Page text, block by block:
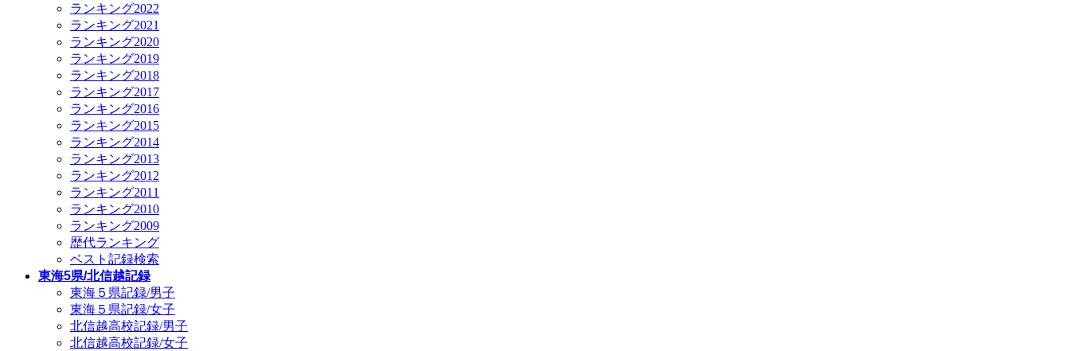
ランキング2022
ランキング2021
ランキング2020
ランキング2019
ランキング2018
ランキング2017
ランキング2016
ランキング2015
ランキング2014
ランキング2013
ランキング2012
ランキング2011
ランキング2010
ランキング2009
歴代ランキング
ベスト記録検索
東海5県/北信越記録
東海５県記録/男子
東海５県記録/女子
北信越高校記録/男子
北信越高校記録/女子